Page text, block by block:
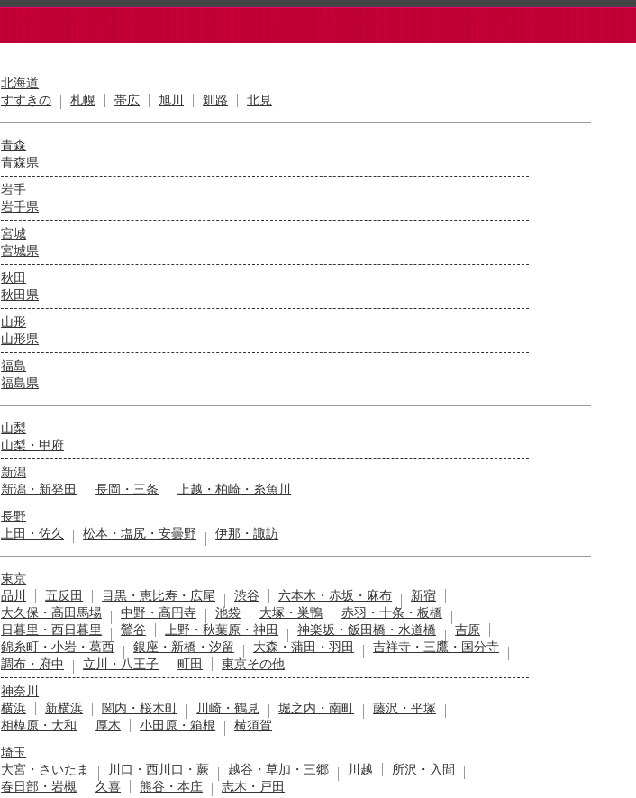
北海道
すすきの
札幌 帯広 旭川 釧路 北見
青森
青森県
岩手
岩手県
宮城
宮城県
秋田
秋田県
山形
山形県
福島
福島県
山梨
山梨・甲府
新潟
新潟・新発田
長岡・三条
上越・柏崎・糸魚川
長野
上田・佐久
松本・塩尻・安曇野 伊那・諏訪
東京
品川
五反田 目黒・恵比寿・広尾 渋谷 六本木・赤坂・麻布
新宿
大久保・高田馬場
中野・高円寺 池袋 大塚・巣鴨
赤羽・十条・板橋
日暮里・西日暮里
鶯谷 上野・秋葉原・神田 神楽坂・飯田橋・水道橋
吉原
錦糸町・小岩・葛西
銀座・新橋・汐留 大森・蒲田・羽田
吉祥寺・三鷹・国分寺
調布・府中
立川・八王子 町田
東京その他
神奈川
横浜
新横浜 関内・桜木町 川崎・鶴見 堀之内・南町
藤沢・平塚
相模原・大和
厚木 小田原・箱根
横須賀
埼玉
大宮・さいたま
川口・西川口・蕨 越谷・草加・三郷 川越
所沢・入間
春日部・岩槻
久喜 熊谷・本庄
志木・戸田